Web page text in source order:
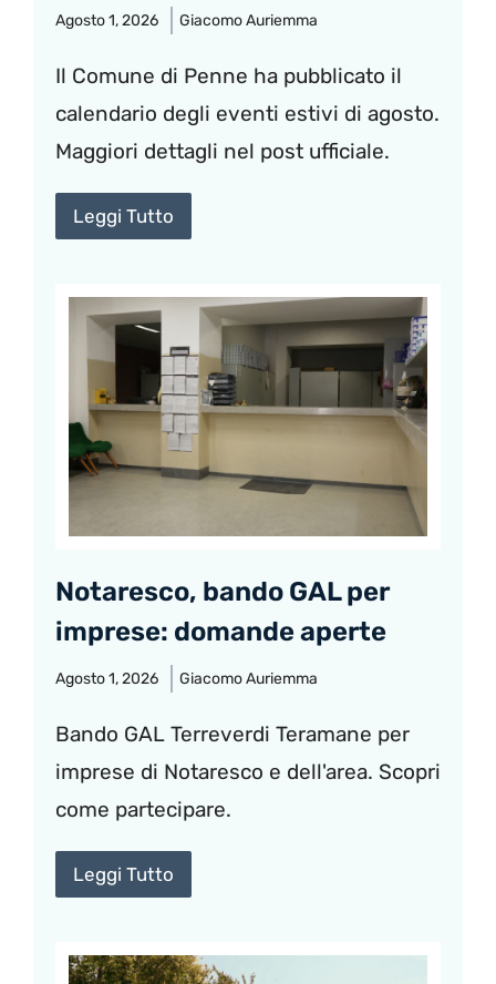
Agosto 1, 2026 Giacomo Auriemma
Il Comune di Penne ha pubblicato il
calendario degli eventi estivi di agosto.
Maggiori dettagli nel post ufficiale.
Leggi Tutto
Notaresco, bando GAL per
imprese: domande aperte
Agosto 1, 2026 Giacomo Auriemma
Bando GAL Terreverdi Teramane per
imprese di Notaresco e dell'area. Scopri
come partecipare.
Leggi Tutto